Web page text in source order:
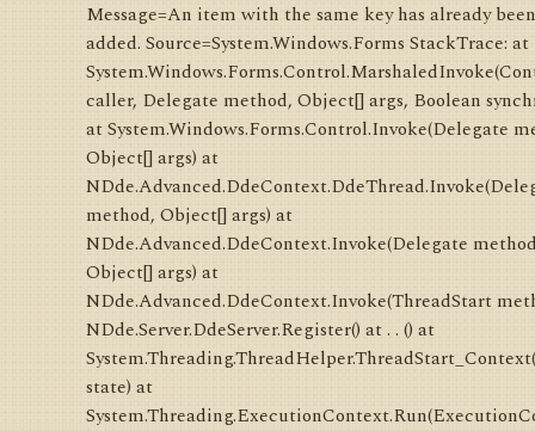
Message=An item with the same key has already been
added. Source=System.Windows.Forms StackTrace: at
caller, Delegate method, Object[] args, Boolean
at System.Windows.Forms.Control.Invoke(Delegate
Object[] args) at
method, Object[] args) at
NDde.Advanced.DdeContext.Invoke(Delegate
Object[] args) at
NDde.Advanced.DdeContext.Invoke(ThreadStart
NDde.Server.DdeServer.Register() at . . () at
state) at